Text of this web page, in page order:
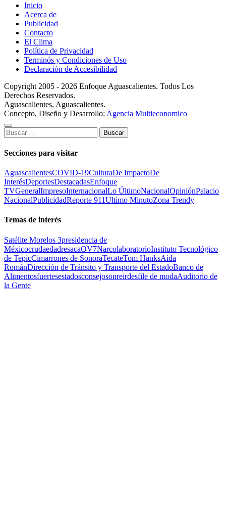
Inicio
Acerca de
Publicidad
Contacto
El Clima
Política de Privacidad
Terminós y Condiciones de Uso
Declaración de Accesibilidad
Copyright 2005 - 2026 Enfoque Aguascalientes. Todos Los
Derechos Reservados.
Aguascalientes, Aguascalientes.
Concepto, Diseño y Desarrollo: Agencia Multieconomico
Buscar:
Secciones para visitar
AguascalientesCOVID-19CulturaDe ImpactoDe
InterésDeportesDestacadasEnfoque
TVGeneralImpresoInternacionalLo ÚltimoNacionalOpiniónPalacio
NacionalPublicidadReporte 911Ultimo MinutoZona Trendy
Temas de interés
Satélite Morelos 3presidencia de
MéxicocrudaedadresacaOV7NarcolaboratorioInstituto Tecnológico
de TepicCimarrones de SonoraTecateTom HanksAída
RománDirección de Tránsito y Transporte del EstadoBanco de
Alimentosfuertesestadosconsejosonreirdesfile de modaAuditorio de
la Gente